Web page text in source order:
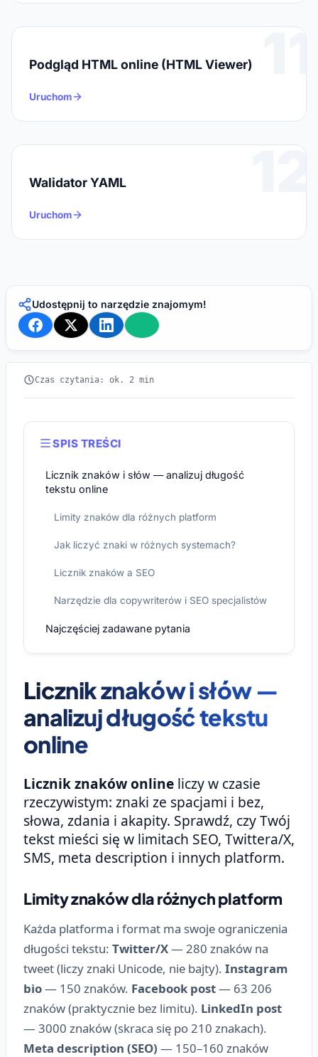
11
Podgląd HTML online (HTML Viewer)
Uruchom
12
Walidator YAML
Uruchom
Udostępnij to narzędzie znajomym!
Czas czytania: ok. 2 min
SPIS TREŚCI
Licznik znaków i słów — analizuj długość
tekstu online
Limity znaków dla różnych platform
Jak liczyć znaki w różnych systemach?
Licznik znaków a SEO
Narzędzie dla copywriterów i SEO specjalistów
Najczęściej zadawane pytania
Licznik znaków i słów —
analizuj długość tekstu
online
Licznik znaków online liczy w czasie
rzeczywistym: znaki ze spacjami i bez,
słowa, zdania i akapity. Sprawdź, czy Twój
tekst mieści się w limitach SEO, Twittera/X,
SMS, meta description i innych platform.
Limity znaków dla różnych platform
Każda platforma i format ma swoje ograniczenia
długości tekstu: Twitter/X— 280 znaków na
tweet (liczy znaki Unicode, nie bajty). Instagram
bio— 150 znaków. Facebook post— 63 206
znaków (praktycznie bez limitu). LinkedIn post
— 3000 znaków (skraca się po 210 znakach).
Meta description (SEO) — 150–160 znaków